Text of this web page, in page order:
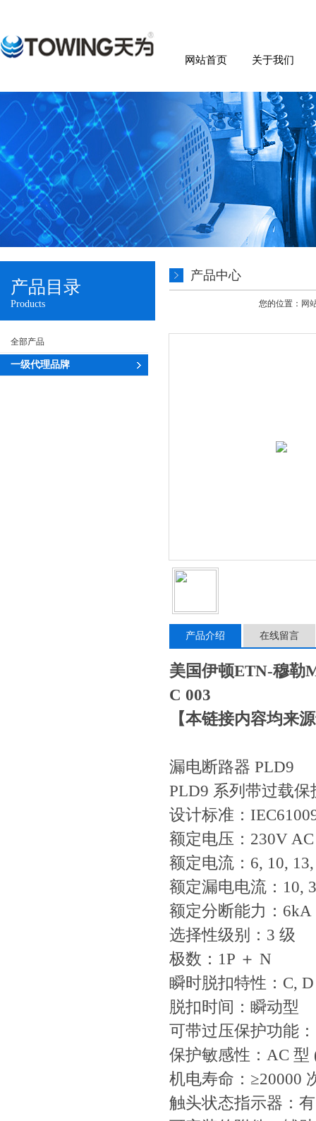
网站首页 关于我们
产品目录
Products
全部产品
一级代理品牌
产品中心
您的位置： 网
产品介绍 在线留言
美国伊顿ETN-穆勒
C 003
【本链接内容均来
漏电断路器 PLD9
PLD9 系列带过载
设计标准：
额定电压：230V
额定电流：6, 10,
额定漏电电流：10,
额定分断能力：6kA
选择性级别：3 级
极数：1P ＋ N
瞬时脱扣特性：C,
脱扣时间：瞬动型
可带过压保护功能
保护敏感性：AC 型
机电寿命：≥20000
触头状态指示器：有